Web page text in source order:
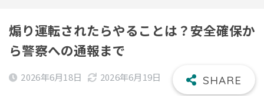
煽り運転されたらやることは？安全確保か
ら警察への通報まで
2026年6月18日 2026年6月19日